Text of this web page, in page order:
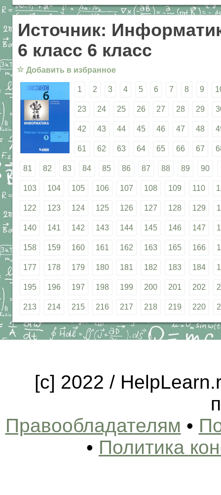
Источник:
6 класс 6 класс
☆ Добавить в избранное
1 2 3 4 5 6 7 8 9
23 24 25 26 27 28 29
42 43 44 45 46 47 48
61 62 63 64 65 66 67
81 82 83 84 85 86 87 88 89 90
103 104 105 106 107 108 109 110
122 123 124 125 126 127 128 129
140 141 142 143 144 145 146 147
158 159 160 161 162 163 165 166
177 178 179 180 181 182 183 184
195 196 197 198 199 200 201 202
213 214 215 216 217 218 219 220
[c] 2022 /
Правообладателям •
• Политика